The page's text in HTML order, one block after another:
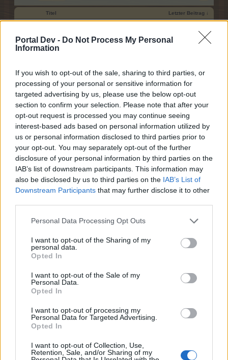
Portal Dev - Do Not Process My Personal
Information
If you wish to opt-out of the sale, sharing to third parties, or
processing of your personal or sensitive information for
targeted advertising by us, please use the below opt-out
section to confirm your selection. Please note that after your
opt-out request is processed you may continue seeing
interest-based ads based on personal information utilized by
us or personal information disclosed to third parties prior to
your opt-out. You may separately opt-out of the further
disclosure of your personal information by third parties on the
IAB’s list of downstream participants. This information may
also be disclosed by us to third parties on the IAB’s List of
Downstream Participants that may further disclose it to other
Personal Data Processing Opt Outs
I want to opt-out of the Sharing of my
personal data.
Opted In
I want to opt-out of the Sale of my
Personal Data.
Opted In
I want to opt-out of processing my
Personal Data for Targeted Advertising.
Opted In
I want to opt-out of Collection, Use,
Retention, Sale, and/or Sharing of my
Titel Letzter Beitrag ↓
Antworten:
3 5 Juli 2026
FarmersWeisheit ... 2
Antworten: 23 29 Oktober 2025
FAQ Ein Sternenmeer
FarmersWeisheit
2 Freitag um 17:45
Doc MacBocks Gruselbaum Aktion
Antworten:
1 29 Juli 2026
FAQ Retro-Wolkenreihenpakete
~Orleana~
Antworten:
1 29 Juli 2026
FAQ Doc MacBocks Baumbola August 2026
~Orleana~
**ScarlettO`Hara**
28 Juli 2026
FAQ Fröhliche Kundentage
*Mushu*
Antworten:
SvenBömwöllen
Antworten:
1 13 Juli 2026
**ScarlettO`Hara**
Antworten:
**ScarlettO`Hara**
Antworten:
8 9 Juli 2026